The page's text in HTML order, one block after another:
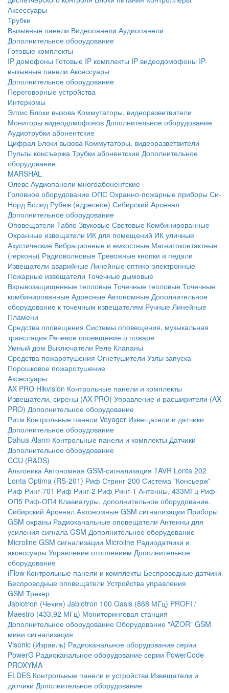
Аксессуары
Трубки
Вызывные панели Видеопанели Аудиопанели
Дополнительное оборудование
Готовые комплекты
IP домофоны Готовые IP комплекты IP видеодомофоны IP-
вызывные панели Аксессуары
Дополнительное оборудование
Переговорные устройства
Интеркомы
Элтис Блоки вызова Коммутаторы, видеоразветвители
Мониторы видеодомофонов Дополнительное оборудование
Аудиотрубки абонентские
Цифрал Блоки вызова Коммутаторы, видеоразветвители
Пульты консъержа Трубки абонентские Дополнительное
оборудование
MARSHAL
Олевс Аудиопанели многоабонентские
Головное оборудование ОПС Охранно-пожарные приборы Си-
Норд Болид Рубеж (адресное) Сибирский Арсенал
Дополнительное оборудование
Оповещатели Табло Звуковые Световые Комбинированные
Охранные извещатели ИК для помещений ИК уличные
Акустические Вибрационные и емкостные Магнитоконтактные
(герконы) Радиоволновые Тревожные кнопки и педали
Извещатели аварийные Линейные оптико-электронные
Пожарные извещатели Точечные дымовые
Взрывозащищенные тепловые Точечные тепловые Точечные
комбинированные Адресные Автономные Дополнительное
оборудование к точечным извещателям Ручные Линейные
Пламени
Средства оповещения Системы оповещения, музыкальная
трансляция Речевое оповещение о пожаре
Умный дом Выключатели Реле Клапаны
Средства пожаротушения Огнетушители Узлы запуска
Порошковое пожаротушение
Аксессуары
AX PRO Hikvision Контрольные панели и комплекты
Извещатели, сирены (AX PRO) Управление и расширители (AX
PRO) Дополнительное оборудование
Ритм Контрольные панели Voyager Извещатели и датчики
Дополнительное оборудование
Dahua Alarm Контрольные панели и комплекты Датчики
Дополнительное оборудование
CCU (R&DS)
Альтоника Автономная GSM-сигнализация TAVR Lonta 202
Lonta Optima (RS-201) Риф Стринг-200 Система "Консьерж"
Риф Ринг-701 Риф Ринг-2 Риф Ринг-1 Антенны, 433МГц Риф-
ОП5 Риф-ОП4 Клавиатуры, дополнительное оборудование.
Сибирский Арсенал Автономные GSM сигнализации Приборы
GSM охраны Радиоканальные оповещатели Антенны для
усиления сигнала GSM Дополнительное оборудование
Microline GSM cигнализации Microline Радиодатчики и
аксессуары Управление отоплением Дополнительное
оборудование
iFlow Контрольные панели и комплекты Беспроводные датчики
Беспроводные оповещатели Устройства управления
GSM Трекер
Jablotron (Чехия) Jablotron 100 Oasis (868 МГц) PROFI /
Maestro (433,92 МГц) Мониторинговая станция
Дополнительное оборудование Оборудование "AZOR" GSM
мини сигнализация
Visonic (Израиль) Радиоканальное оборудование серии
PowerG Радиоканальное оборудование серии PowerCode
PROXYMA
ELDES Контрольные панели и устройства Извещатели и
датчики Дополнительное оборудование